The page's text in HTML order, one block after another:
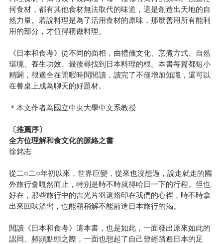
何食材，都有其他食材無法取代的味道，這是創造出天地的自
然力量。若說料理是為了活用食材的原味，那麼善用所有能利
用的部分，才值得稱做料理。
《日本和食考》從不同的面相，由禮儀文化、烹煮方式、自然
環境、養生功效、最後尋找到日本料理的根。本書每篇都短小
精闢，很適合在閒暇時間閱讀，讀完了不僅增加知識，還可以
在餐桌上成為聊天的好題材。
＊本文作者為國立中央大學中文系教授
〔推薦序〕
全方位理解和食文化的脈絡之書
徐銘志
從二○二○年初以來，世界巨變，從來也沒想過，說走就走的國
外旅行會嘎然而止，特別是時不時就得哈日一下的行程。但也
好在，那些旅行中的吉光片羽還烙印在我們的心裡，時不時拿
出來回味溫習，也能稍稍解不能前進日本旅行的渴。
閱讀《日本和食考》這本書，也是如此，一面發出原來如此的
認同、頻頻點頭之際，一面也想起了自己曾經踏遍日本的足